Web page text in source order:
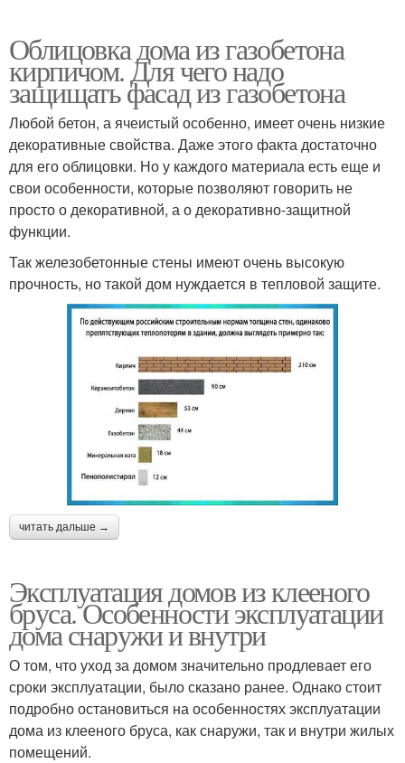
Облицовка дома из газобетона
кирпичом. Для чего надо
защищать фасад из газобетона
Любой бетон, а ячеистый особенно, имеет очень низкие
декоративные свойства. Даже этого факта достаточно
для его облицовки. Но у каждого материала есть еще и
свои особенности, которые позволяют говорить не
просто о декоративной, а о декоративно-защитной
функции.
Так железобетонные стены имеют очень высокую
прочность, но такой дом нуждается в тепловой защите.
читать дальше →
Эксплуатация домов из клееного
бруса. Особенности эксплуатации
дома снаружи и внутри
О том, что уход за домом значительно продлевает его
сроки эксплуатации, было сказано ранее. Однако стоит
подробно остановиться на особенностях эксплуатации
дома из клееного бруса, как снаружи, так и внутри жилых
помещений.